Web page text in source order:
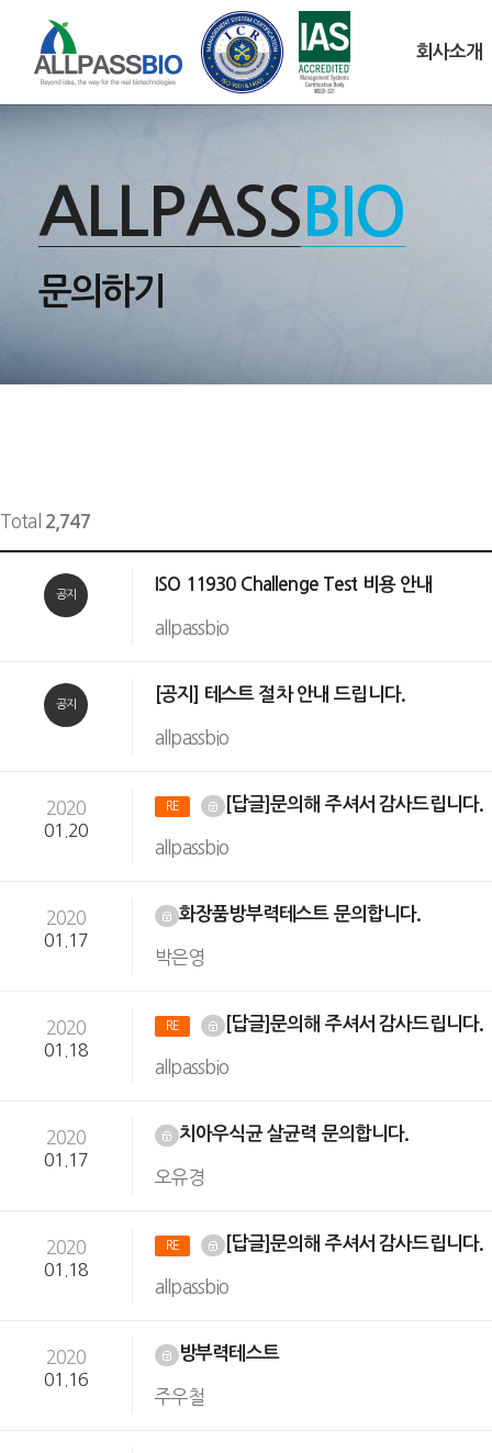
회사소개
ALLPASS BIO
문의하기
Total 2,747
공지
ISO 11930 Challenge Test 비용 안내
allpassbio
공지
[공지] 테스트 절차 안내 드립니다.
allpassbio
2020
01.20
RE [답글]문의해 주셔서 감사드립니다.
allpassbio
2020
01.17
화장품방부력테스트 문의합니다.
박은영
2020
01.18
RE [답글]문의해 주셔서 감사드립니다.
allpassbio
2020
01.17
치아우식균 살균력 문의합니다.
오유경
2020
01.18
RE [답글]문의해 주셔서 감사드립니다.
allpassbio
2020
01.16
방부력테스트
주우철